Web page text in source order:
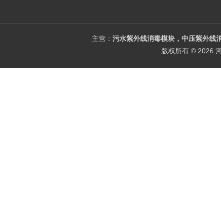
主营： 污水紫外线消毒模块，中压紫外线
版权所有 © 2026